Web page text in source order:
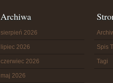
Archiwa
sierpień 2026
lipiec 2026
czerwiec 2026
maj 2026
Spis
Tagi